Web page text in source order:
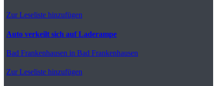
Zur Leseliste hinzufügen
Auto verkeilt sich auf Laderampe
Bad Frankenhausen in Bad Frankenhausen
Zur Leseliste hinzufügen